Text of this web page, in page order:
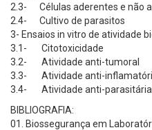
2.3- Células aderentes e não
2.4- Cultivo de parasitos
3- Ensaios in vitro de atividade
3.1- Citotoxicidade
3.2- Atividade anti-tumoral
3.3- Atividade anti-
3.4- Atividade anti-parasitária
BIBLIOGRAFIA:
01. Biossegurança em